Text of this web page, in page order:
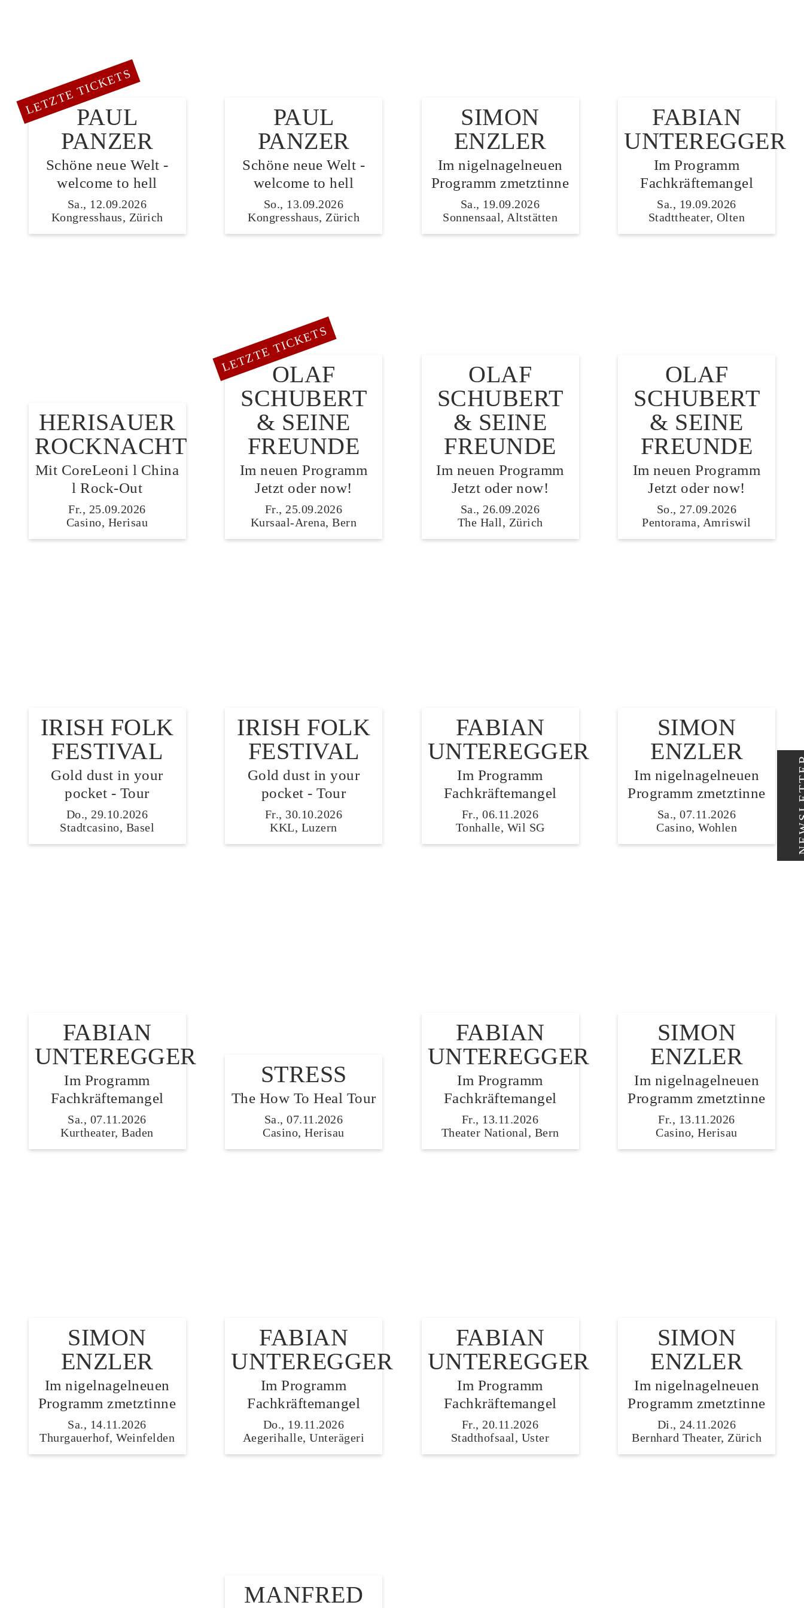
PAUL
PANZER
Schöne neue Welt -
welcome to hell
Sa., 12.09.2026
Kongresshaus, Zürich
LETZTE TICKETS
PAUL
PANZER
Schöne neue Welt -
welcome to hell
So., 13.09.2026
Kongresshaus, Zürich
SIMON
ENZLER
Im nigelnagelneuen
Programm zmetztinne
Sa., 19.09.2026
Sonnensaal, Altstätten
FABIAN
UNTEREGGER
Im Programm
Fachkräftemangel
Sa., 19.09.2026
Stadttheater, Olten
HERISAUER
ROCKNACHT
Mit CoreLeoni l China
l Rock-Out
Fr., 25.09.2026
Casino, Herisau
OLAF
SCHUBERT
& SEINE
FREUNDE
Im neuen Programm
Jetzt oder now!
Fr., 25.09.2026
Kursaal-Arena, Bern
LETZTE TICKETS
OLAF
SCHUBERT
& SEINE
FREUNDE
Im neuen Programm
Jetzt oder now!
Sa., 26.09.2026
The Hall, Zürich
OLAF
SCHUBERT
& SEINE
FREUNDE
Im neuen Programm
Jetzt oder now!
So., 27.09.2026
Pentorama, Amriswil
IRISH FOLK
FESTIVAL
Gold dust in your
pocket - Tour
Do., 29.10.2026
Stadtcasino, Basel
IRISH FOLK
FESTIVAL
Gold dust in your
pocket - Tour
Fr., 30.10.2026
KKL, Luzern
FABIAN
UNTEREGGER
Im Programm
Fachkräftemangel
Fr., 06.11.2026
Tonhalle, Wil SG
SIMON
ENZLER
Im nigelnagelneuen
Programm zmetztinne
Sa., 07.11.2026
Casino, Wohlen
FABIAN
UNTEREGGER
Im Programm
Fachkräftemangel
Sa., 07.11.2026
Kurtheater, Baden
STRESS
The How To Heal Tour
Sa., 07.11.2026
Casino, Herisau
FABIAN
UNTEREGGER
Im Programm
Fachkräftemangel
Fr., 13.11.2026
Theater National, Bern
SIMON
ENZLER
Im nigelnagelneuen
Programm zmetztinne
Fr., 13.11.2026
Casino, Herisau
SIMON
ENZLER
Im nigelnagelneuen
Programm zmetztinne
Sa., 14.11.2026
Thurgauerhof, Weinfelden
FABIAN
UNTEREGGER
Im Programm
Fachkräftemangel
Do., 19.11.2026
Aegerihalle, Unterägeri
FABIAN
UNTEREGGER
Im Programm
Fachkräftemangel
Fr., 20.11.2026
Stadthofsaal, Uster
SIMON
ENZLER
Im nigelnagelneuen
Programm zmetztinne
Di., 24.11.2026
Bernhard Theater, Zürich
MANFRED